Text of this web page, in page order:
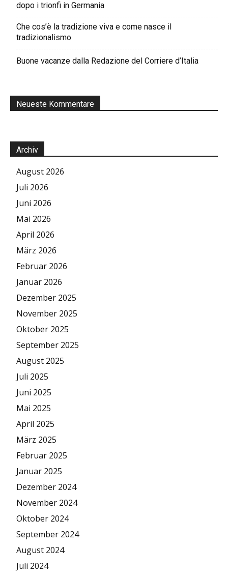
dopo i trionfi in Germania
Che cos’è la tradizione viva e come nasce il
tradizionalismo
Buone vacanze dalla Redazione del Corriere d’Italia
Neueste Kommentare
Archiv
August 2026
Juli 2026
Juni 2026
Mai 2026
April 2026
März 2026
Februar 2026
Januar 2026
Dezember 2025
November 2025
Oktober 2025
September 2025
August 2025
Juli 2025
Juni 2025
Mai 2025
April 2025
März 2025
Februar 2025
Januar 2025
Dezember 2024
November 2024
Oktober 2024
September 2024
August 2024
Juli 2024